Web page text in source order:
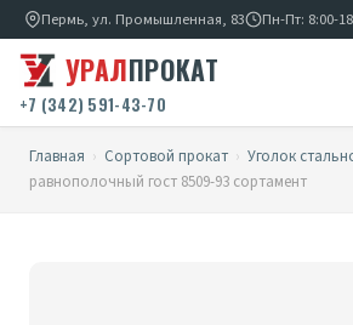
Пермь, ул. Промышленная, 83 Пн-Пт: 8:00-
УРАЛПРОКАТ
+7 (342) 591-43-70
Главная › Сортовой прокат › Уголок
равнополочный гост 8509-93 сортамент